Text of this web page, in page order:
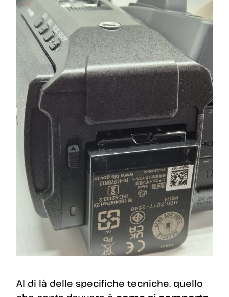
Al di là delle specifiche tecniche, quello